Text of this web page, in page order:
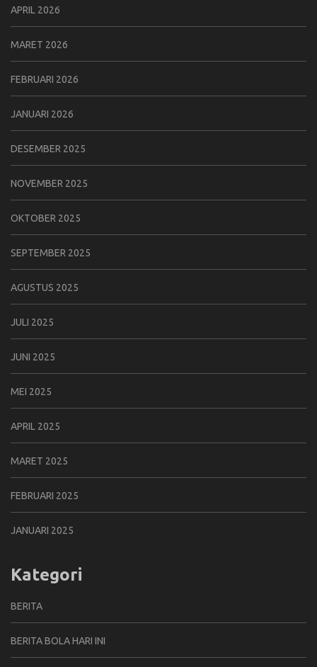
APRIL 2026
MARET 2026
FEBRUARI 2026
JANUARI 2026
DESEMBER 2025
NOVEMBER 2025
OKTOBER 2025
SEPTEMBER 2025
AGUSTUS 2025
JULI 2025
JUNI 2025
MEI 2025
APRIL 2025
MARET 2025
FEBRUARI 2025
JANUARI 2025
Kategori
BERITA
BERITA BOLA HARI INI